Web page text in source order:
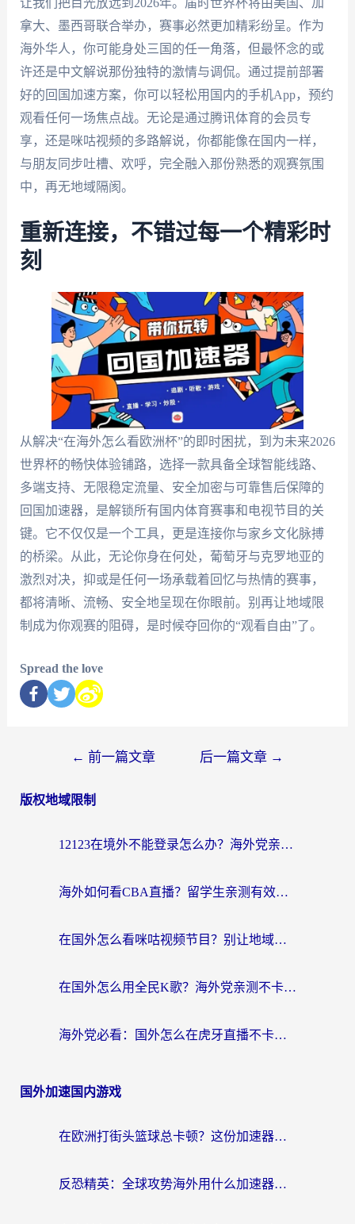
让我们把目光放远到2026年。届时世界杯将由美国、加
拿大、墨西哥联合举办，赛事必然更加精彩纷呈。作为
海外华人，你可能身处三国的任一角落，但最怀念的或
许还是中文解说那份独特的激情与调侃。通过提前部署
好的回国加速方案，你可以轻松用国内的手机App，预约
观看任何一场焦点战。无论是通过腾讯体育的会员专
享，还是咪咕视频的多路解说，你都能像在国内一样，
与朋友同步吐槽、欢呼，完全融入那份熟悉的观赛氛围
中，再无地域隔阂。
重新连接，不错过每一个精彩时
刻
从解决“在海外怎么看欧洲杯”的即时困扰，到为未来2026
世界杯的畅快体验铺路，选择一款具备全球智能线路、
多端支持、无限稳定流量、安全加密与可靠售后保障的
回国加速器，是解锁所有国内体育赛事和电视节目的关
键。它不仅仅是一个工具，更是连接你与家乡文化脉搏
的桥梁。从此，无论你身在何处，葡萄牙与克罗地亚的
激烈对决，抑或是任何一场承载着回忆与热情的赛事，
都将清晰、流畅、安全地呈现在你眼前。别再让地域限
制成为你观赛的阻碍，是时候夺回你的“观看自由”了。
Spread the love
← 前一篇文章 后一篇文章 →
版权地域限制
12123在境外不能登录怎么办？海外党亲测有效的回国加速方案
海外如何看CBA直播？留学生亲测有效的体育赛事观看指南
在国外怎么看咪咕视频节目？别让地域限制挡住你的追剧自由
在国外怎么用全民K歌？海外党亲测不卡顿的回国加速秘籍
海外党必看：国外怎么在虎牙直播不卡顿？附腾讯视频网易云音乐解决方案
国外加速国内游戏
在欧洲打街头篮球总卡顿？这份加速器选择指南帮你解决延迟难题
反恐精英：全球攻势海外用什么加速器登录？海外党国服游戏畅玩指南